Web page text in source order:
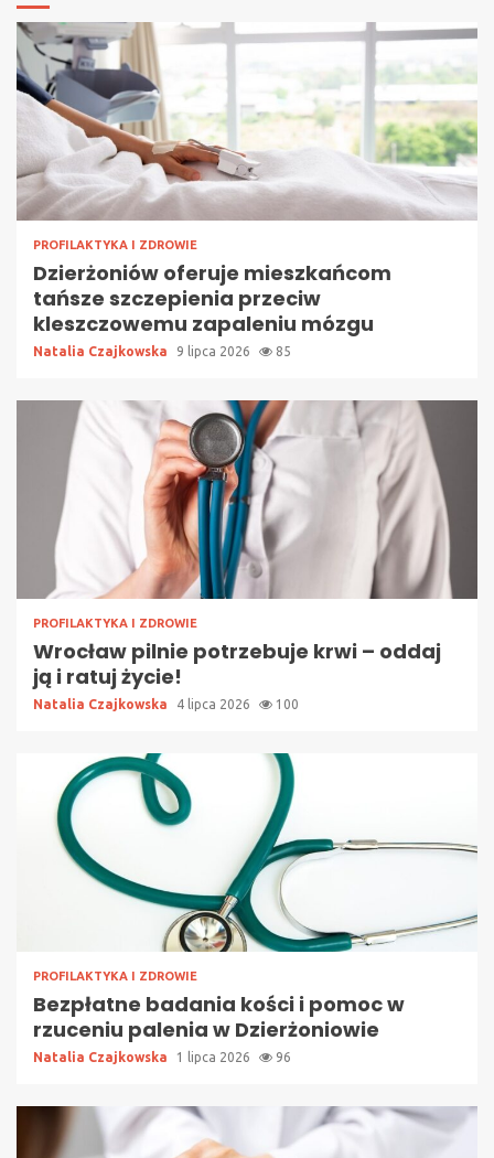
PROFILAKTYKA I ZDROWIE
Dzierżoniów oferuje mieszkańcom
tańsze szczepienia przeciw
kleszczowemu zapaleniu mózgu
Natalia Czajkowska 9 lipca 2026 85
PROFILAKTYKA I ZDROWIE
Wrocław pilnie potrzebuje krwi – oddaj
ją i ratuj życie!
Natalia Czajkowska 4 lipca 2026 100
PROFILAKTYKA I ZDROWIE
Bezpłatne badania kości i pomoc w
rzuceniu palenia w Dzierżoniowie
Natalia Czajkowska 1 lipca 2026 96